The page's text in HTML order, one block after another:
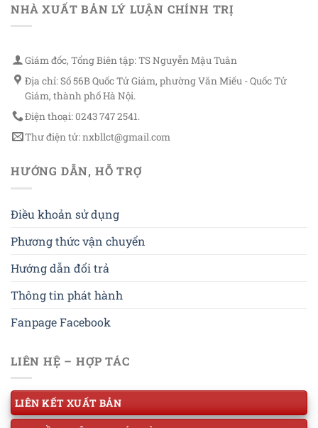
NHÀ XUẤT BẢN LÝ LUẬN CHÍNH TRỊ
Giám đốc, Tổng Biên tập: TS Nguyễn Mậu Tuân
Địa chỉ: Số 56B Quốc Tử Giám, phường Văn Miếu - Quốc Tử
Giám, thành phố Hà Nội.
Điện thoại: 0243 747 2541.
Thư điện tử: nxbllct@gmail.com
HƯỚNG DẪN, HỖ TRỢ
Điều khoản sử dụng
Phương thức vận chuyển
Hướng dẫn đổi trả
Thông tin phát hành
Fanpage Facebook
LIÊN HỆ – HỢP TÁC
LIÊN KẾT XUẤT BẢN